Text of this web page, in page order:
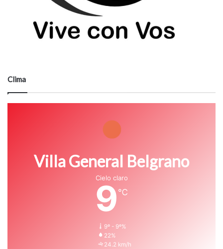
Clima
Villa General Belgrano
Cielo claro
9 ℃
9º - 9º%
22%
24.2 km/h